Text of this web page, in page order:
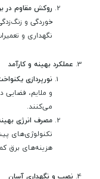
روکش مقاوم در
خوردگی و
نگهداری و
عملکرد بهینه و کارآمد
نورپردازی
و ملایم، فضایی
می‌کنند.
مصرف انرژی
تکنولوژی‌های
هزینه‌های برق
نصب و نگهداری آسان